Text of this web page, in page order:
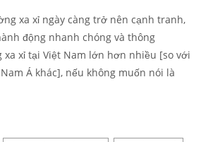
xa xỉ ngày càng trở nên cạnh tranh,
động nhanh chóng và thông
xa xỉ tại Việt Nam lớn hơn nhiều [so với
Á khác], nếu không muốn nói là